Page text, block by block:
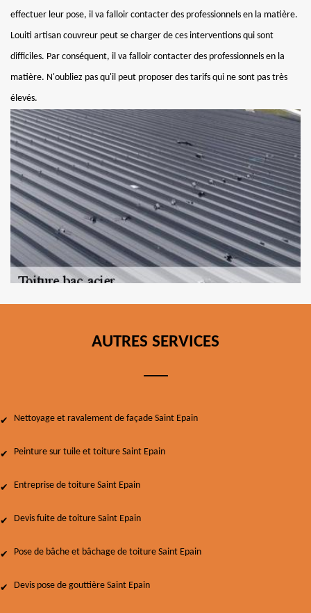
effectuer leur pose, il va falloir contacter des professionnels en la matière.
Louiti artisan couvreur peut se charger de ces interventions qui sont
difficiles. Par conséquent, il va falloir contacter des professionnels en la
matière. N'oubliez pas qu'il peut proposer des tarifs qui ne sont pas très
élevés.
AUTRES SERVICES
Nettoyage et ravalement de façade Saint Epain
Peinture sur tuile et toiture Saint Epain
Entreprise de toiture Saint Epain
Devis fuite de toiture Saint Epain
Pose de bâche et bâchage de toiture Saint Epain
Devis pose de gouttière Saint Epain